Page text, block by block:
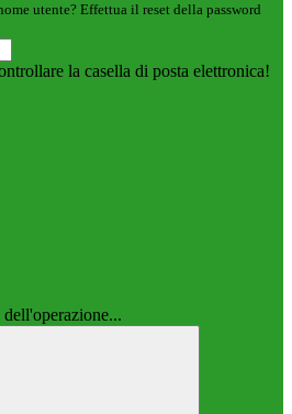
utente? Effettua il reset della password
la casella di posta elettronica!